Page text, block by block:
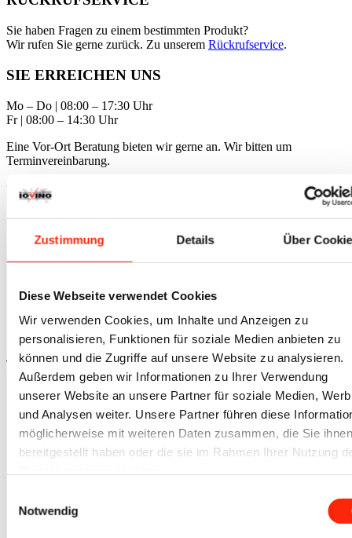
Zustimmung Details Über
Diese Webseite verwendet Cookies
Wir verwenden Cookies, um Inhalte und Anzeigen zu
personalisieren, Funktionen für soziale Medien anbieten zu
können und die Zugriffe auf unsere Website zu analysieren.
Außerdem geben wir Informationen zu Ihrer Verwendung
unserer Website an unsere Partner für soziale Medien,
und Analysen weiter. Unsere Partner führen diese
möglicherweise mit weiteren Daten zusammen, die Sie ihnen
bereitgestellt haben oder die sie im Rahmen Ihrer Nutzung
Notwendig
Sie haben Fragen zu einem bestimmten Produkt?
Wir rufen Sie gerne zurück. Zu unserem Rückrufservice.
SIE ERREICHEN UNS
Mo – Do | 08:00 – 17:30 Uhr
Fr | 08:00 – 14:30 Uhr
Eine Vor-Ort Beratung bieten wir gerne an. Wir bitten um
Terminvereinbarung.
website by
Datenschutz
AGBs
Nach oben scrollen
Kontakt